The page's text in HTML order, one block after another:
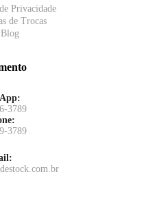
Privacidade
de Trocas
Blog
3789
3789